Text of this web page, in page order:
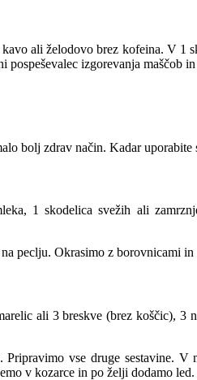
ali želodovo brez kofeina. V 1
izgorevanja
bolj zdrav način. Kadar
1 skodelica svežih ali
peclju. Okrasimo z borovnicami
ali 3 breskve (brez koščic),
vse druge sestavine.
v kozarce in po želji dodamo led.